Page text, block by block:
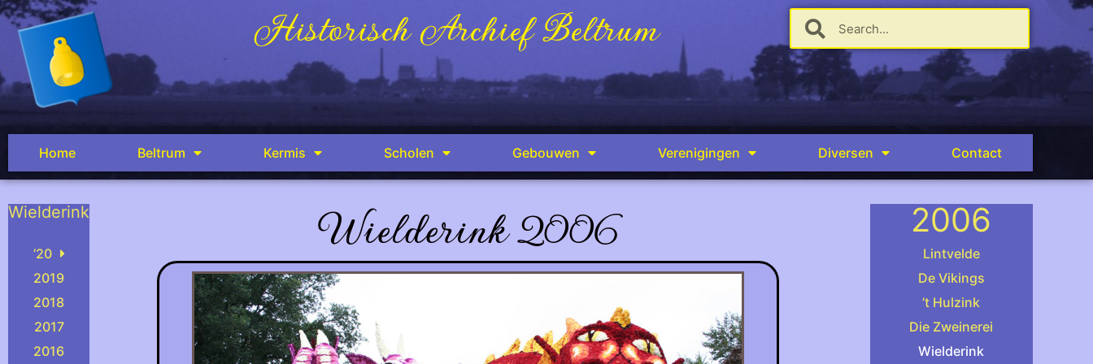
Historisch Archief Beltrum
Home Beltrum Kermis Scholen Gebouwen Verenigingen Diversen Contact
Wielderink
’20
2019
2018
2017
2016
Wielderink 2006 2006
Lintvelde
De Vikings
’t Hulzink
Die Zweinerei
Wielderink